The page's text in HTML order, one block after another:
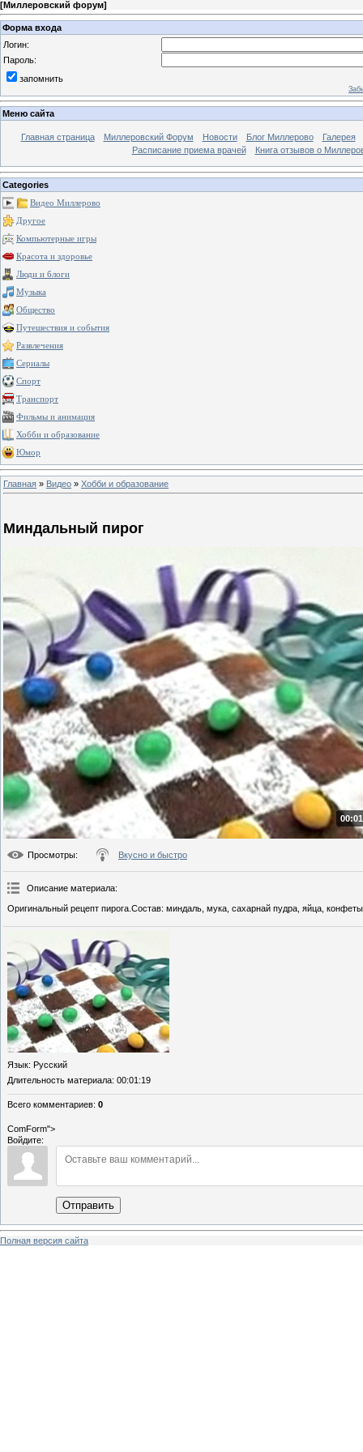
[Миллеровский форум]
Форма входа
Логин:
Пароль:
запомнить
Меню сайта
Главная страница Миллеровский Форум Новости Блог Миллерово
Галерея
Расписание приема врачей
Книга отзывов о
Categories
Видео Миллерово
Другое
Компьютерные игры
Красота и здоровье
Люди и блоги
Музыка
Общество
Путешествия и события
Развлечения
Сериалы
Спорт
Транспорт
Фильмы и анимация
Хобби и образование
Юмор
Главная » Видео » Хобби и образование
Миндальный пирог
Просмотры: Вкусно и быстро
Описание материала:
Оригинальный рецепт пирога.Состав: миндаль, мука, сахарнай пудра, яйца,
Язык: Русский
Длительность материала: 00:01:19
Всего комментариев: 0
ComForm">
Войдите:
Отправить
Полная версия сайта